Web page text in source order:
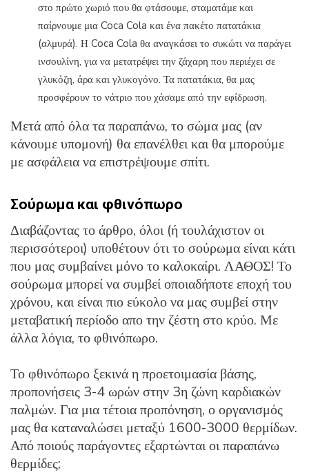
στο πρώτο χωριό που θα φτάσουμε, σταματάμε και
παίρνουμε μια Coca Cola και ένα πακέτο πατατάκια
(αλμυρά). Η Coca Cola θα αναγκάσει το συκώτι να παράγει
ινσουλίνη, για να μετατρέψει την ζάχαρη που περιέχει σε
γλυκόζη, άρα και γλυκογόνο. Τα πατατάκια, θα μας
προσφέρουν το νάτριο που χάσαμε από την εφίδρωση.
Μετά από όλα τα παραπάνω, το σώμα μας (αν
κάνουμε υπομονή) θα επανέλθει και θα μπορούμε
με ασφάλεια να επιστρέψουμε σπίτι.
Σούρωμα και φθινόπωρο
Διαβάζοντας το άρθρο, όλοι (ή τουλάχιστον οι
περισσότεροι) υποθέτουν ότι το σούρωμα είναι κάτι
που μας συμβαίνει μόνο το καλοκαίρι. ΛΑΘΟΣ! Το
σούρωμα μπορεί να συμβεί οποιαδήποτε εποχή του
χρόνου, και είναι πιο εύκολο να μας συμβεί στην
μεταβατική περίοδο απο την ζέστη στο κρύο. Με
άλλα λόγια, το φθινόπωρο.
Το φθινόπωρο ξεκινά η προετοιμασία βάσης,
προπονήσεις 3-4 ωρών στην 3η ζώνη καρδιακών
παλμών. Για μια τέτοια προπόνηση, ο οργανισμός
μας θα καταναλώσει μεταξύ 1600-3000 θερμίδων.
Από ποιούς παράγοντες εξαρτώνται οι παραπάνω
θερμίδες;